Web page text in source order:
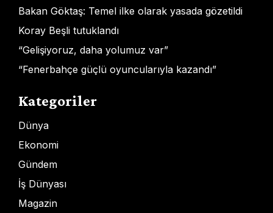
Bakan Göktaş: Temel ilke olarak yasada gözetildi
Koray Beşli tutuklandı
“Gelişiyoruz, daha yolumuz var”
“Fenerbahçe güçlü oyuncularıyla kazandı”
Kategoriler
Dünya
Ekonomi
Gündem
İş Dünyası
Magazin